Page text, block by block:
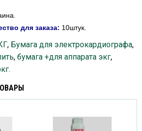
для заказа: 10штук.
, Бумага для электрокардиографа,
, бумага +для аппарата экг,